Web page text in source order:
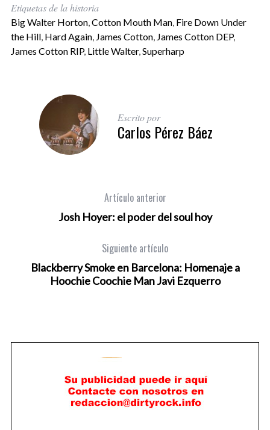
Etiquetas de la historia
Big Walter Horton, Cotton Mouth Man, Fire Down Under
the Hill, Hard Again, James Cotton, James Cotton DEP,
James Cotton RIP, Little Walter, Superharp
Escrito por
Carlos Pérez Báez
Artículo anterior
Josh Hoyer: el poder del soul hoy
Siguiente artículo
Blackberry Smoke en Barcelona: Homenaje a
Hoochie Coochie Man Javi Ezquerro